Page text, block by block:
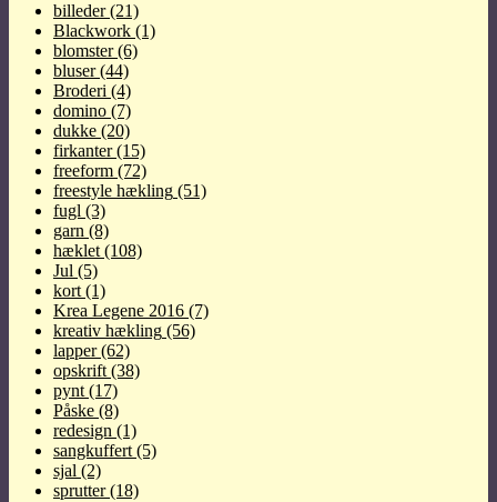
billeder(21)
Blackwork (1)
blomster(6)
bluser(44)
Broderi (4)
domino (7)
dukke (20)
firkanter(15)
freeform (72)
freestyle hækling (51)
fugl (3)
garn (8)
hæklet (108)
Jul (5)
kort (1)
Krea Legene 2016 (7)
kreativ hækling (56)
lapper(62)
opskrift (38)
pynt (17)
Påske (8)
redesign (1)
sangkuffert (5)
sjal (2)
sprutter(18)